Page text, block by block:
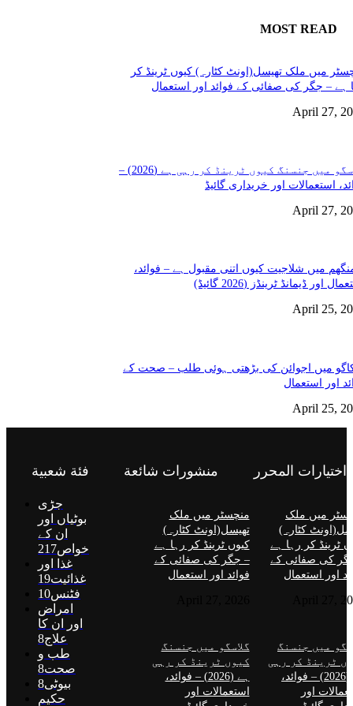
MOST READ
میں ملک تھیسل(اونٹ کٹارہ) کیوں ٹرینڈ کر
ہے – جگر کی صفائی کے فوائد اور استعمال
April 27,
گلاسگو میں جنسنگ کیوں ٹرینڈ کر رہی ہے (2026) –
استعمالات اور خریداری گائیڈ
April 27,
میں شلاجیت کیوں اتنی مقبول ہے – فوائد،
اور ڈیمانڈ ٹرینڈز (2026 گائیڈ)
April 25,
میں اجوائن کی بڑھتی ہوئی طلب – صحت کے
اور استعمال
April 25,
اختيارات المحرر
میں ملک
کٹارہ)
ٹرینڈ کر رہا ہے
کی صفائی کے
اور استعمال
April 27,
میں جنسنگ
ٹرینڈ کر رہی
ہے (2026) – فوائد،
اور
منشورات شائعة
منچسٹر میں ملک
تھیسل(اونٹ کٹارہ)
کیوں ٹرینڈ کر رہا ہے
– جگر کی صفائی کے
فوائد اور استعمال
گلاسگو میں جنسنگ
کیوں ٹرینڈ کر رہی
ہے (2026) – فوائد،
استعمالات اور
فئة شعبية
جڑی
بوٹیاں اور
ان کے
خواص217
غذا اور
غذائیت19
فٹنس10
امراض
اور ان کا
علاج8
طب و
صحت8
بیوٹی8
حکیم